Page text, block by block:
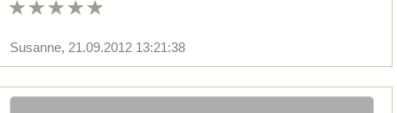
Susanne, 21.09.2012 13:21:38